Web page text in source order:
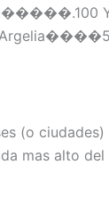
(o
mas alto del